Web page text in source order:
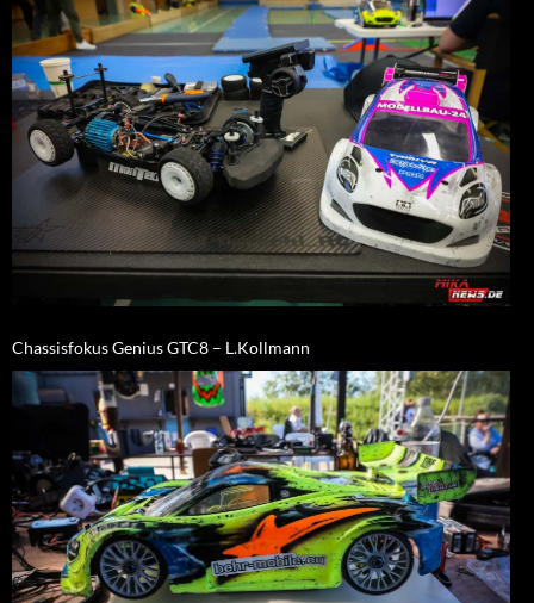
Chassisfokus Genius GTC8 – L.Kollmann